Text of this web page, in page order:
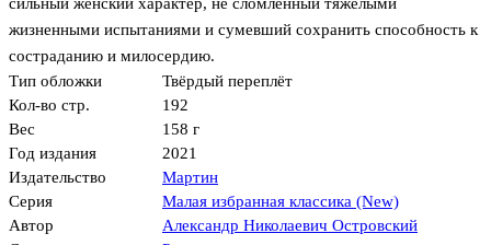
сильный женский характер, не сломленный тяжелыми
жизненными испытаниями и сумевший сохранить способность к
состраданию и милосердию.
Тип обложки
Твёрдый переплёт
Кол-во стр.
192
Вес
158 г
Год издания
2021
Издательство
Мартин
Серия
Малая избранная классика (New)
Автор
Александр Николаевич Островский